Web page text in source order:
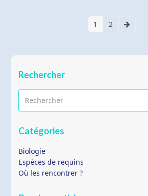
Page
1 Page
2 Suivant
Rechercher
Catégories
Biologie
Espèces de requins
Où les rencontrer ?